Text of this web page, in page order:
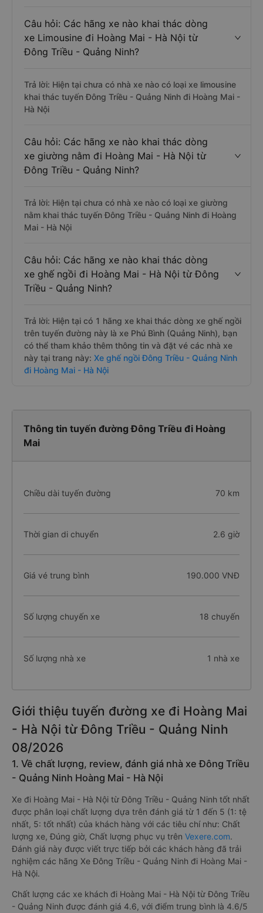
Câu hỏi: Các hãng xe nào khai thác dòng
xe Limousine đi Hoàng Mai - Hà Nội từ
Đông Triều - Quảng Ninh?
Trả lời: Hiện tại chưa có nhà xe nào có loại xe limousine
khai thác tuyến Đông Triều - Quảng Ninh đi Hoàng Mai -
Hà Nội
Câu hỏi: Các hãng xe nào khai thác dòng
xe giường nằm đi Hoàng Mai - Hà Nội từ
Đông Triều - Quảng Ninh?
Trả lời: Hiện tại chưa có nhà xe nào có loại xe giường
nằm khai thác tuyến Đông Triều - Quảng Ninh đi Hoàng
Mai - Hà Nội
Câu hỏi: Các hãng xe nào khai thác dòng
xe ghế ngồi đi Hoàng Mai - Hà Nội từ Đông
Triều - Quảng Ninh?
Trả lời: Hiện tại có 1 hãng xe khai thác dòng xe ghế ngồi
trên tuyến đường này là xe Phú Bình (Quảng Ninh), bạn
có thể tham khảo thêm thông tin và đặt vé các nhà xe
này tại trang này: Xe ghế ngồi Đông Triều - Quảng Ninh
đi Hoàng Mai - Hà Nội
Thông tin tuyến đường Đông Triều đi Hoàng
Mai
Chiều dài tuyến đường 70 km
Thời gian di chuyển 2.6 giờ
Giá vé trung bình 190.000 VNĐ
Số lượng chuyến xe 18 chuyến
Số lượng nhà xe 1 nhà xe
Giới thiệu tuyến đường xe đi Hoàng Mai
- Hà Nội từ Đông Triều - Quảng Ninh
08/2026
1. Về chất lượng, review, đánh giá nhà xe Đông Triều
- Quảng Ninh Hoàng Mai - Hà Nội
Xe đi Hoàng Mai - Hà Nội từ Đông Triều - Quảng Ninh tốt nhất
được phân loại chất lượng dựa trên đánh giá từ 1 đến 5 (1: tệ
nhất, 5: tốt nhất) của khách hàng với các tiêu chí như: Chất
lượng xe, Đúng giờ, Chất lượng phục vụ trên Vexere.com.
Đánh giá này được viết trực tiếp bởi các khách hàng đã trải
nghiệm các hãng Xe Đông Triều - Quảng Ninh đi Hoàng Mai -
Hà Nội.
Chất lượng các xe khách đi Hoàng Mai - Hà Nội từ Đông Triều
- Quảng Ninh được đánh giá 4.6, với điểm trung bình là 4.6/5